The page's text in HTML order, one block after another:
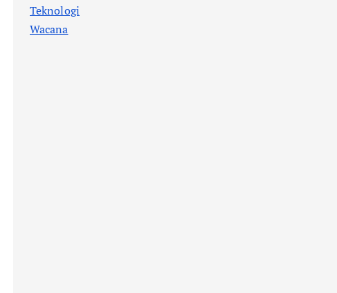
Teknologi
Wacana